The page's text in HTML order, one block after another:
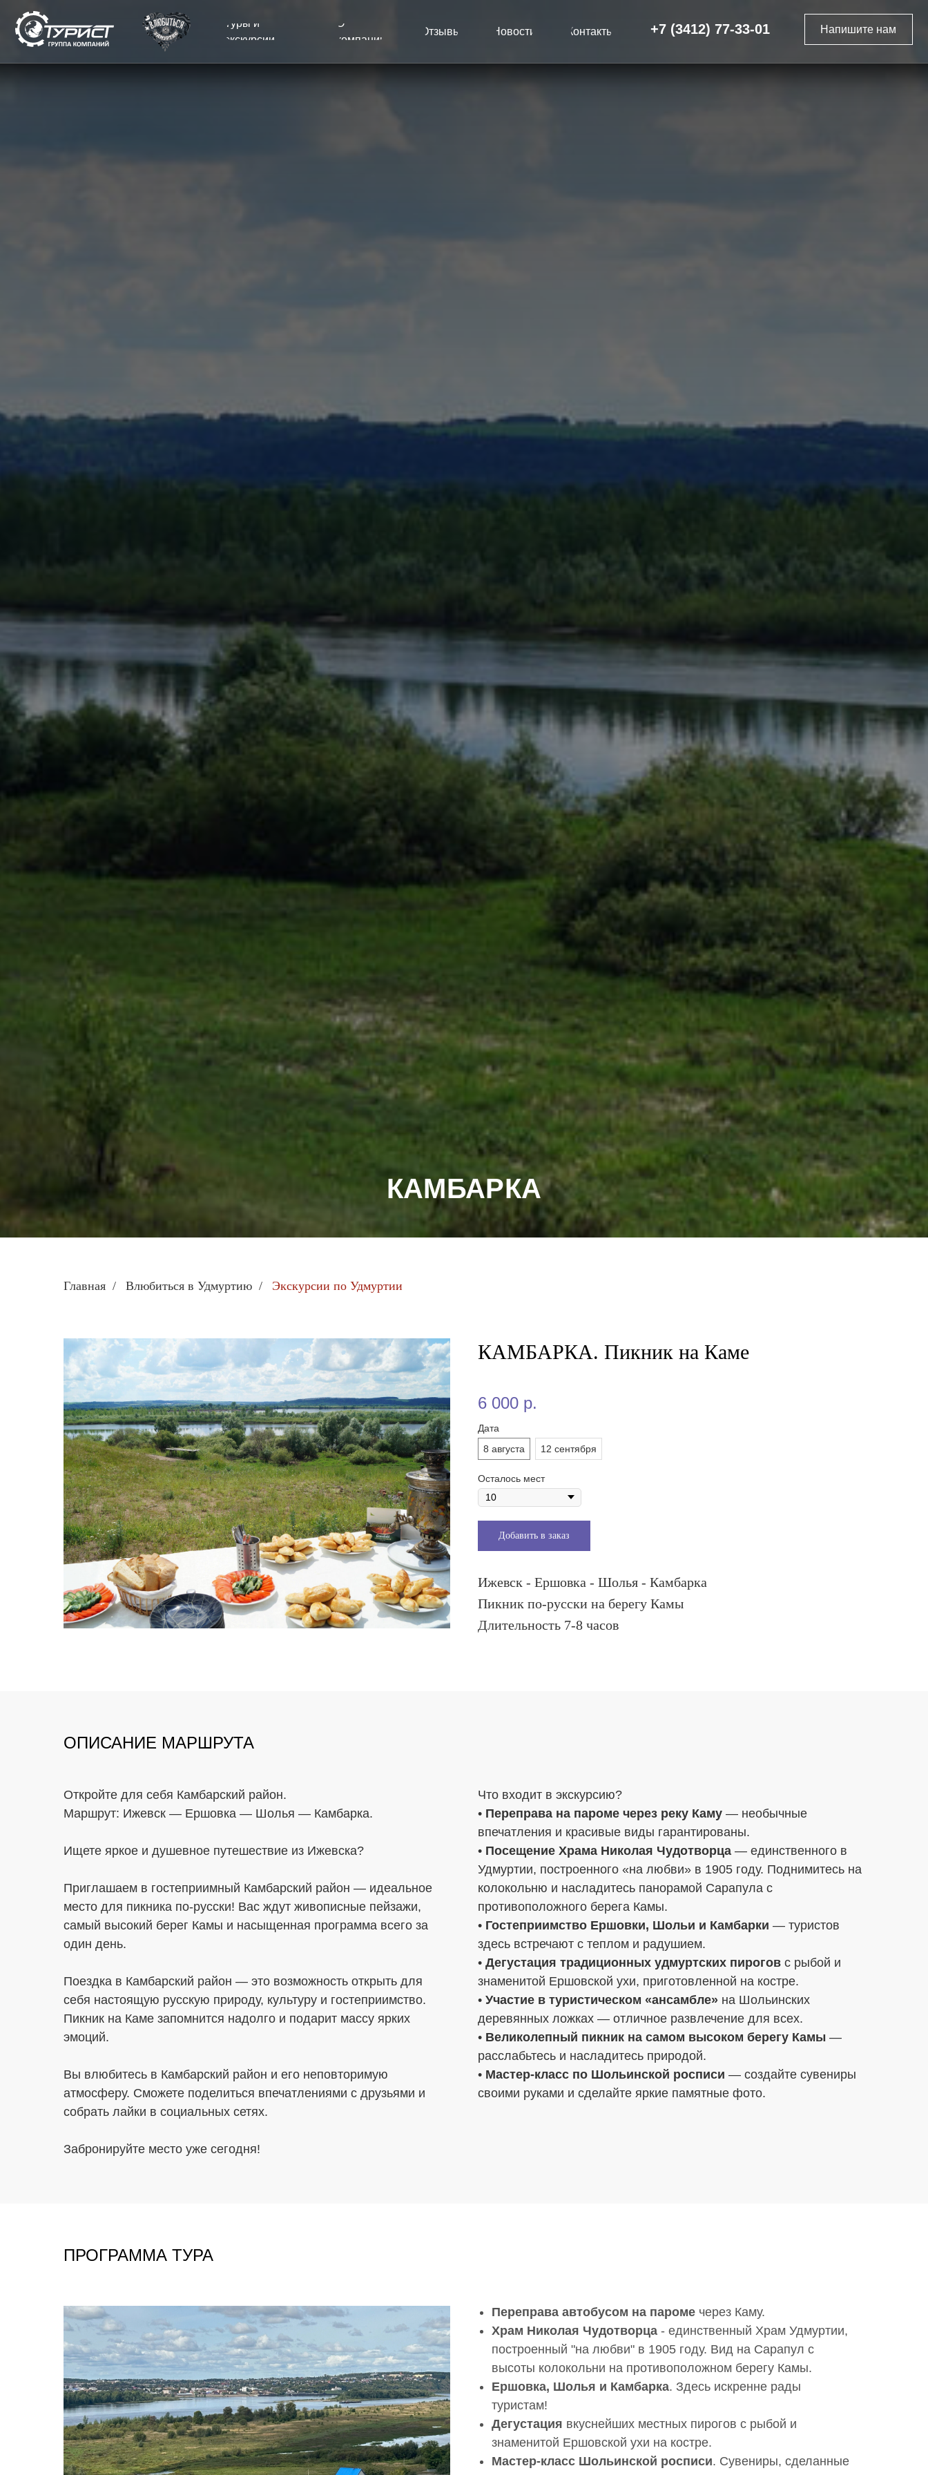
компании
экскурсии
Новости Контакты +7 (3412) 77-33-01 Напишите нам
КАМБАРКА
Главная / Влюбиться в Удмуртию / Экскурсии по Удмуртии
КАМБАРКА. Пикник на Каме
6 000 р.
Дата
8 августа
12 сентября
Осталось мест
Добавить в заказ
Ижевск - Ершовка - Шолья - Камбарка
Пикник по-русски на берегу Камы
Длительность 7-8 часов
ОПИСАНИЕ МАРШРУТА
Откройте для себя Камбарский район.
Маршрут: Ижевск — Ершовка — Шолья — Камбарка.
Ищете яркое и душевное путешествие из Ижевска?
Приглашаем в гостеприимный Камбарский район — идеальное
место для пикника по-русски! Вас ждут живописные пейзажи,
самый высокий берег Камы и насыщенная программа всего за
один день.
Поездка в Камбарский район — это возможность открыть для
себя настоящую русскую природу, культуру и гостеприимство.
Пикник на Каме запомнится надолго и подарит массу ярких
эмоций.
Вы влюбитесь в Камбарский район и его неповторимую
атмосферу. Сможете поделиться впечатлениями с друзьями и
собрать лайки в социальных сетях.
Забронируйте место уже сегодня!
Что входит в экскурсию?
• Переправа на пароме через реку Каму — необычные
впечатления и красивые виды гарантированы.
• Посещение Храма Николая Чудотворца — единственного в
Удмуртии, построенного «на любви» в 1905 году. Поднимитесь на
колокольню и насладитесь панорамой Сарапула с
противоположного берега Камы.
• Гостеприимство Ершовки, Шольи и Камбарки — туристов
здесь встречают с теплом и радушием.
• Дегустация традиционных удмуртских пирогов с рыбой и
знаменитой Ершовской ухи, приготовленной на костре.
• Участие в туристическом «ансамбле» на Шольинских
деревянных ложках — отличное развлечение для всех.
• Великолепный пикник на самом высоком берегу Камы —
расслабьтесь и насладитесь природой.
• Мастер-класс по Шольинской росписи — создайте сувениры
своими руками и сделайте яркие памятные фото.
ПРОГРАММА ТУРА
Переправа автобусом на пароме через Каму.
Храм Николая Чудотворца - единственный Храм Удмуртии,
построенный "на любви" в 1905 году. Вид на Сарапул с
высоты колокольни на противоположном берегу Камы.
Ершовка, Шолья и Камбарка. Здесь искренне рады
туристам!
Дегустация вкуснейших местных пирогов с рыбой и
знаменитой Ершовской ухи на костре.
Мастер-класс Шольинской росписи. Сувениры, сделанные